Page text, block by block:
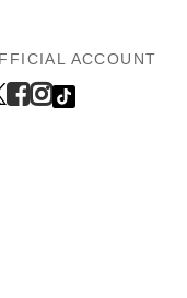
ACCOUNT